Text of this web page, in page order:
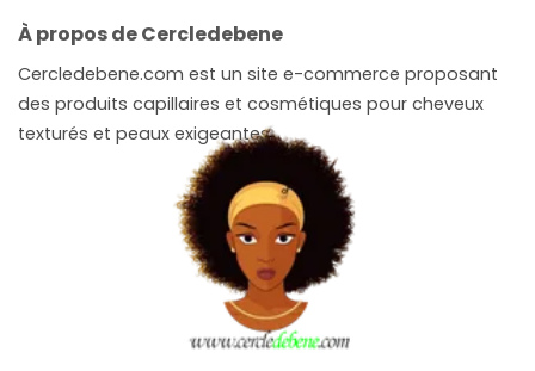
À propos de Cercledebene
Cercledebene.com est un site e-commerce proposant
des produits capillaires et cosmétiques pour cheveux
texturés et peaux exigeantes.